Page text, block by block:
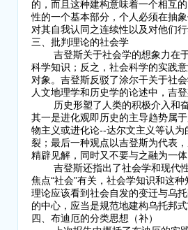
的，而且这种建构意味着一个相互
性的一个基本部分，个人必须在抽
对其自我认同之连续性以及对他们
三、批判理论的社会学
吉登斯关于社会学的想象力在于
科学知识；反之，社会科学的实践
对象。吉登斯反驳了涂尔干关于社
人文地理学和历史学的论述中，吉
历史形塑了人类的积极介入和奋
其一是进化观即历史的主导趋势属
物主义或进化论--达尔文主义等认
裂；最后一种观点以吉登斯为代表
精辟见解，同时又不要与之融为一
吉登斯还指出了社会学和现代性
焦点“社会”有关，社会学知识和这
理论应该看到社会自发的变迁与乌
的中心，应当是规范地建构乌托邦
四、布迪厄的分类思想（补）